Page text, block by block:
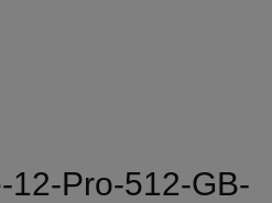
12-Pro-512-GB-